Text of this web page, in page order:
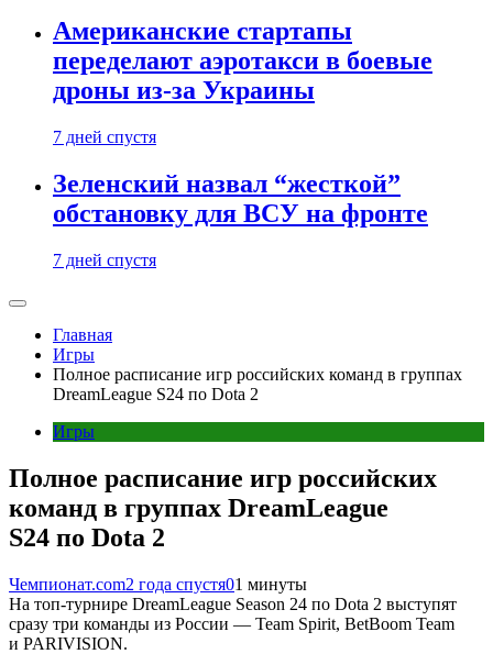
Американские стартапы
переделают аэротакси в боевые
дроны из-за Украины
7 дней спустя
Зеленский назвал “жесткой”
обстановку для ВСУ на фронте
7 дней спустя
Главная
Игры
Полное расписание игр российских команд в группах
DreamLeague S24 по Dota 2
Игры
Полное расписание игр российских
команд в группах DreamLeague
S24 по Dota 2
Чемпионат.com2 года спустя01 минуты
На топ-турнире DreamLeague Season 24 по Dota 2 выступят
сразу три команды из России — Team Spirit, BetBoom Team
и PARIVISION.